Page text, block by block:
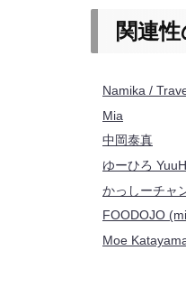
関連
Namika /
Mia
中岡泰真
ゆーひろ
かっしーチャ
FOODOJO
Moe